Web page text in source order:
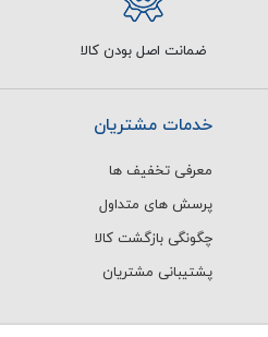
ضمانت اصل بودن کالا
خدمات مشتریان
معرفی تخفیف ها
پرسش های متداول
چگونگی بازگشت کالا
پشتیبانی مشتریان